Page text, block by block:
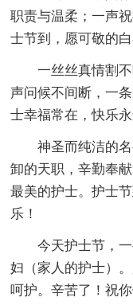
职责与温柔；一声
士节到，愿可敬的
一丝丝真情割
声问候不间断，一
士幸福常在，快乐永
神圣而纯洁的
卸的天职，辛勤奉
最美的护士。护士
乐！
今天护士节，
妇（家人的护士）
呵护。辛苦了！祝